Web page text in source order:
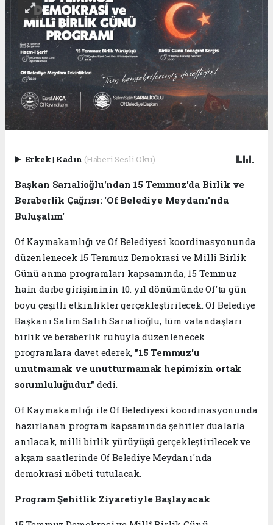
Erkek| Kadın (Haberi Sesli Oku)
Başkan Sarıalioğlu'ndan 15 Temmuz'da Birlik ve
Beraberlik Çağrısı: 'Of Belediye Meydanı'nda
Buluşalım'
Of Kaymakamlığı ve Of Belediyesi koordinasyonunda
düzenlenecek 15 Temmuz Demokrasi ve Millî Birlik
Günü anma programları kapsamında, 15 Temmuz
hain darbe girişiminin 10. yıl dönümünde Of'ta gün
boyu çeşitli etkinlikler gerçekleştirilecek. Of Belediye
Başkanı Salim Salih Sarıalioğlu, tüm vatandaşları
birlik ve beraberlik ruhuyla düzenlenecek
programlara davet ederek, "15 Temmuz'u
unutmamak ve unutturmamak hepimizin ortak
sorumluluğudur." dedi.
Of Kaymakamlığı ile Of Belediyesi koordinasyonunda
hazırlanan program kapsamında şehitler dualarla
anılacak, milli birlik yürüyüşü gerçekleştirilecek ve
akşam saatlerinde Of Belediye Meydanı'nda
demokrasi nöbeti tutulacak.
Program Şehitlik Ziyaretiyle Başlayacak